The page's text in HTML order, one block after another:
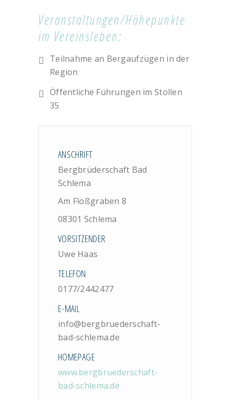
Veranstaltungen/Höhepunkte
im Vereinsleben:
Teilnahme an Bergaufzügen in der
Region
Öffentliche Führungen im Stollen
35
ANSCHRIFT
Bergbrüderschaft Bad
Schlema
Am Floßgraben 8
08301 Schlema
VORSITZENDER
Uwe Haas
TELEFON
0177/2442477
E-MAIL
info@bergbruederschaft-
bad-schlema.de
HOMEPAGE
www.bergbruederschaft-
bad-schlema.de